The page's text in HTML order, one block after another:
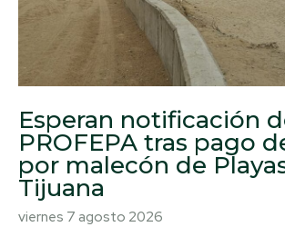
Esperan notificación
PROFEPA tras pago
por malecón de
Tijuana
viernes 7 agosto 2026